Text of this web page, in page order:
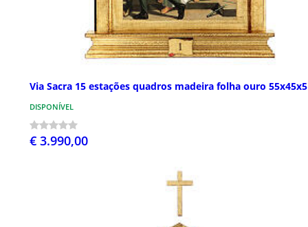
Via Sacra 15 estações quadros madeira folha ouro
DISPONÍVEL
€ 3.990,00